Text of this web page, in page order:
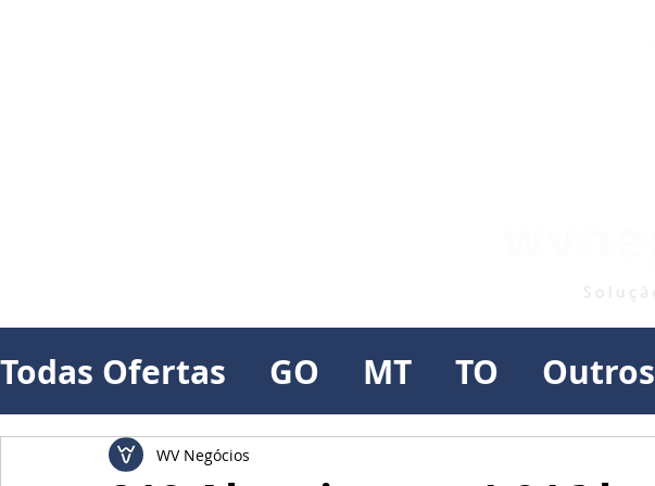
Todas Ofertas GO MT TO Outros
WV Negócios